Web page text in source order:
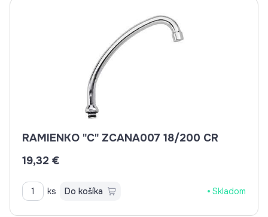
RAMIENKO "C" ZCANA007 18/200 CR
19,32 €
ks Do košíka Skladom